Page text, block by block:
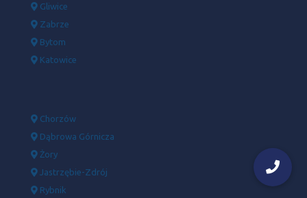
Gliwice
Zabrze
Bytom
Katowice
Chorzów
Dąbrowa Górnicza
Żory
Jastrzębie-Zdrój
Rybnik